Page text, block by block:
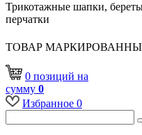
Трикотажные шапки,
перчатки
ТОВАР
0 позиций на
сумму 0
Избранное 0